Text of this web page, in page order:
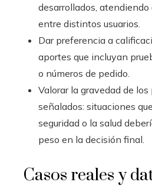
desarrollados,
entre distintos usuarios.
Dar preferencia a
aportes que incluyan
o números de pedido.
Valorar la gravedad de
señalados: situaciones
seguridad o la salud
peso en la decisión final.
Casos reales y